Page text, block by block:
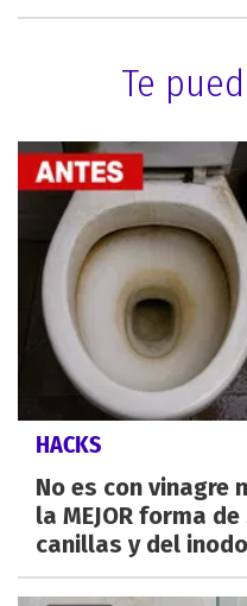
Te
HACKS
No es con vinagre
la MEJOR forma
canillas y del